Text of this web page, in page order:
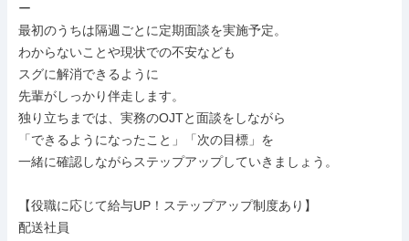
ー
最初のうちは隔週ごとに定期面談を実施予定。
わからないことや現状での不安なども
スグに解消できるように
先輩がしっかり伴走します。
独り立ちまでは、実務のOJTと面談をしながら
「できるようになったこと」「次の目標」を
一緒に確認しながらステップアップしていきましょう。
【役職に応じて給与UP！ステップアップ制度あり】
配送社員